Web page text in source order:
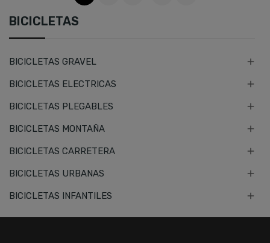
BICICLETAS
BICICLETAS GRAVEL 
BICICLETAS ELECTRICAS 
BICICLETAS PLEGABLES 
BICICLETAS MONTAÑA 
BICICLETAS CARRETERA 
BICICLETAS URBANAS 
BICICLETAS INFANTILES 